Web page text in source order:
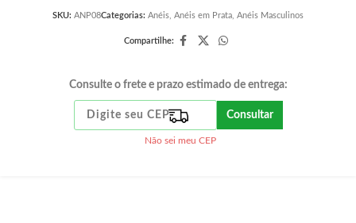
SKU: ANP08Categorias: Anéis Anéis em Prata Anéis Masculinos
Compartilhe:
Consulte o frete e prazo estimado de entrega:
Consultar
Não sei meu CEP